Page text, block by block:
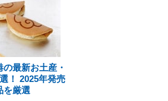
の最新お土産・
！ 2025年発売
を厳選